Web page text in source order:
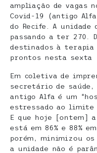
ampliação de vagas
Covid-19 (antigo
do Recife. A
passando a ter 270.
destinados à
prontos nesta sexta
Em coletiva de
secretário de saúde,
antigo Alfa é um
estressado ao limite
E que hoje [ontem] a
está em 86% e 88%
porém, minimizou
a unidade não é